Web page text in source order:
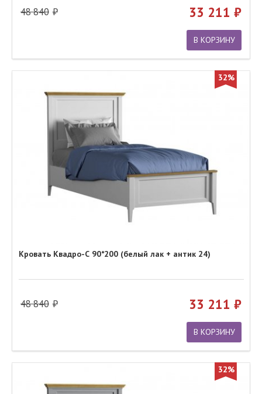
48 840 33 211
В КОРЗИНУ
32%
Кровать Квадро-С 90*200 (белый лак + антик 24)
48 840 33 211
В КОРЗИНУ
32%